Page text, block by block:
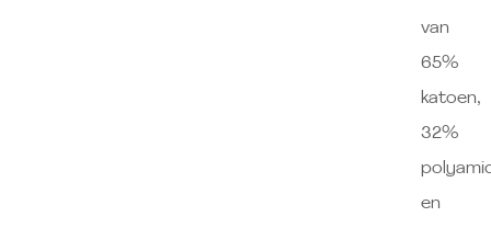
van
65%
katoen,
32%
en